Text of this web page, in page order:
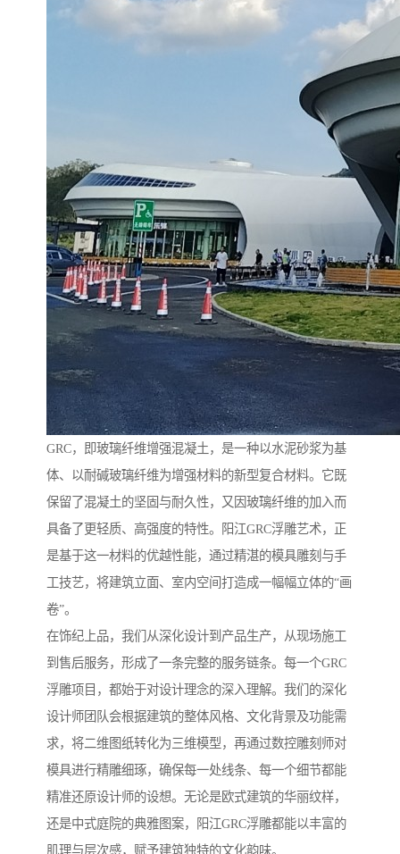
GRC，即玻璃纤维增强混凝土，是一种以水泥砂浆为基
体、以耐碱玻璃纤维为增强材料的新型复合材料。它既
保留了混凝土的坚固与耐久性，又因玻璃纤维的加入而
具备了更轻质、高强度的特性。阳江GRC浮雕艺术，正
是基于这一材料的优越性能，通过精湛的模具雕刻与手
工技艺，将建筑立面、室内空间打造成一幅幅立体的“画
卷”。
在饰纪上品，我们从深化设计到产品生产，从现场施工
到售后服务，形成了一条完整的服务链条。每一个GRC
浮雕项目，都始于对设计理念的深入理解。我们的深化
设计师团队会根据建筑的整体风格、文化背景及功能需
求，将二维图纸转化为三维模型，再通过数控雕刻师对
模具进行精雕细琢，确保每一处线条、每一个细节都能
精准还原设计师的设想。无论是欧式建筑的华丽纹样，
还是中式庭院的典雅图案，阳江GRC浮雕都能以丰富的
肌理与层次感，赋予建筑独特的文化韵味。